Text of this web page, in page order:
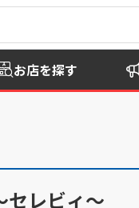
お店を探す
セレビィ～